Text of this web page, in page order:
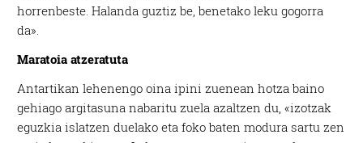
horrenbeste. Halanda guztiz be, benetako leku gogorra
da».
Maratoia atzeratuta
Antartikan lehenengo oina ipini zuenean hotza baino
gehiago argitasuna nabaritu zuela azaltzen du, «izotzak
eguzkia islatzen duelako eta foko baten modura sartu zen